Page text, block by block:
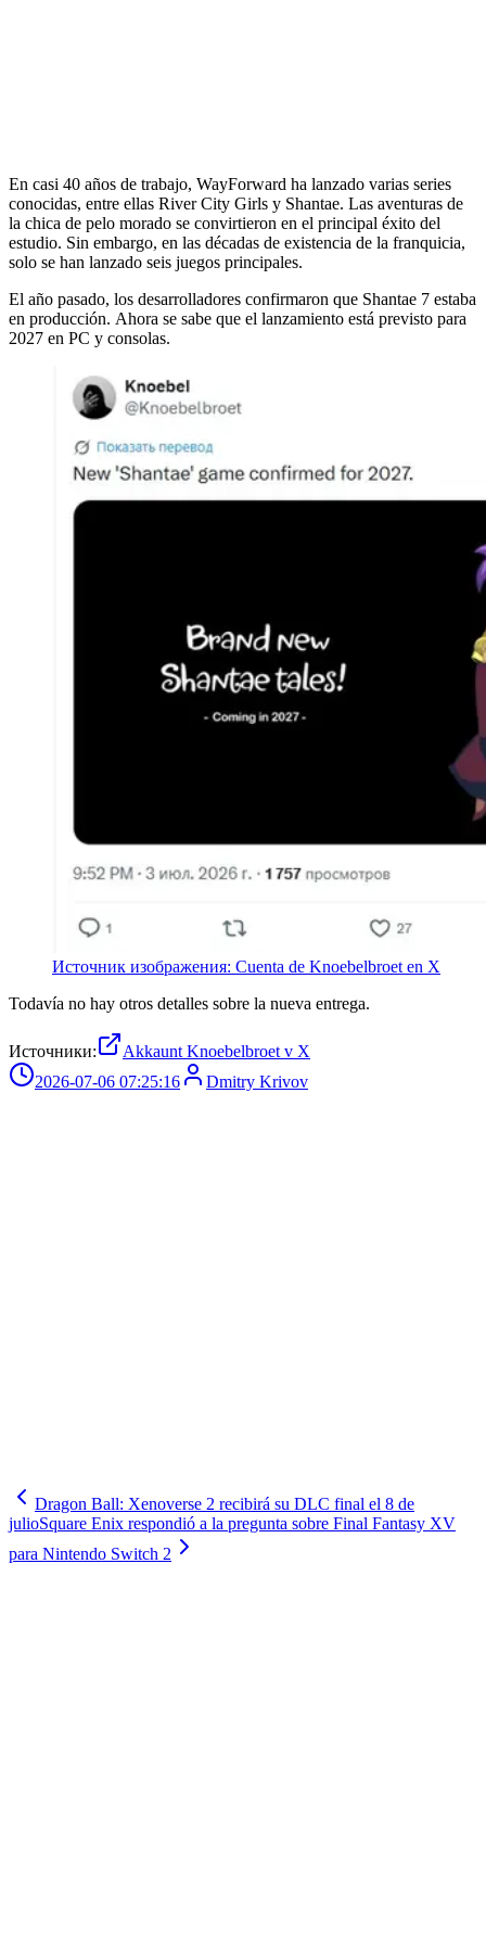
En casi 40 años de trabajo, WayForward ha lanzado varias series
conocidas, entre ellas River City Girls y Shantae. Las aventuras de
la chica de pelo morado se convirtieron en el principal éxito del
estudio. Sin embargo, en las décadas de existencia de la franquicia,
solo se han lanzado seis juegos principales.
El año pasado, los desarrolladores confirmaron que Shantae 7 estaba
en producción. Ahora se sabe que el lanzamiento está previsto para
2027 en PC y consolas.
Источник изображения: Cuenta de Knoebelbroet en X
Todavía no hay otros detalles sobre la nueva entrega.
Источники:
Akkaunt Knoebelbroet v X
2026-07-06 07:25:16
Dmitry Krivov
Dragon Ball: Xenoverse 2 recibirá su DLC final el 8 de
julioSquare Enix respondió a la pregunta sobre Final Fantasy XV
para Nintendo Switch 2